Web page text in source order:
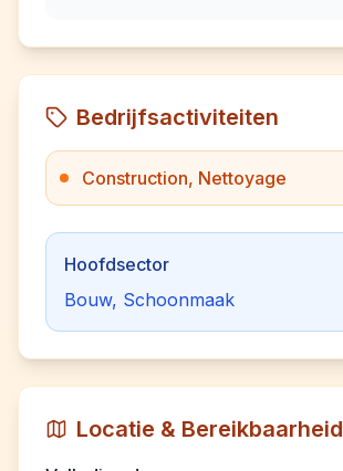
Bedrijfsactiviteiten
Construction, Nettoyage
Hoofdsector
Bouw, Schoonmaak
Locatie & Bereikbaarheid